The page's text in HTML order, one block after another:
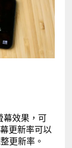
幕效果，可
更新率可以
更新率。